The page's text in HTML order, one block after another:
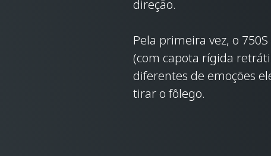
direção.
Pela primeira vez, o
(com capota rígida
diferentes de emoções
tirar o fôlego.